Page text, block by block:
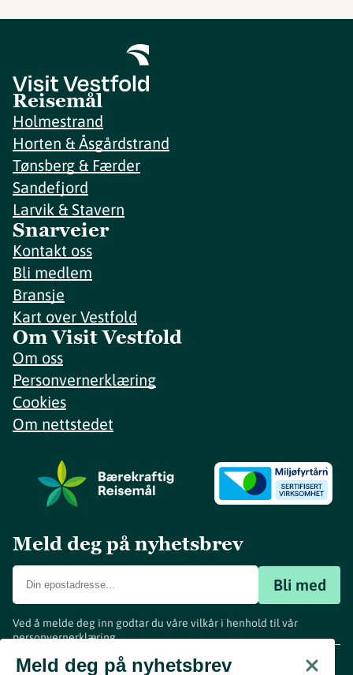
Reisemål
Holmestrand
Horten & Åsgårdstrand
Tønsberg & Færder
Sandefjord
Larvik & Stavern
Snarveier
Kontakt oss
Bli medlem
Bransje
Kart over Vestfold
Om Visit Vestfold
Om oss
Personvernerklæring
Cookies
Om nettstedet
Meld deg på nyhetsbrev
Bli med
Ved å melde deg inn godtar du våre vilkår i henhold til vår
personvernerklæring.
Meld deg på nyhetsbrev
www.visitvestfold.com